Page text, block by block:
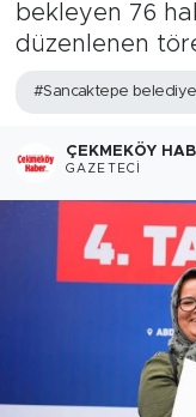
bekleyen 76
düzenlenen
#Sancaktepe
ÇEKMEKÖY
GAZETECI
Haber Arşivi